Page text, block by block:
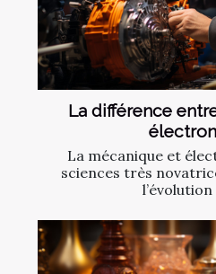
La différence
La mécanique et
sciences très
l’évolution